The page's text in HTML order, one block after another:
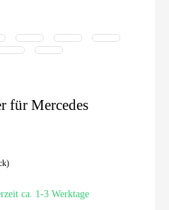
für Mercedes
ca. 1-3 Werktage